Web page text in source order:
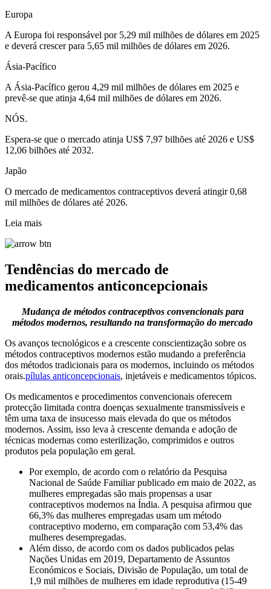
Europa
A Europa foi responsável por 5,29 mil milhões de dólares em 2025
e deverá crescer para 5,65 mil milhões de dólares em 2026.
Ásia-Pacífico
A Ásia-Pacífico gerou 4,29 mil milhões de dólares em 2025 e
prevê-se que atinja 4,64 mil milhões de dólares em 2026.
NÓS.
Espera-se que o mercado atinja US$ 7,97 bilhões até 2026 e US$
12,06 bilhões até 2032.
Japão
O mercado de medicamentos contraceptivos deverá atingir 0,68
mil milhões de dólares até 2026.
Leia mais
Tendências do mercado de
medicamentos anticoncepcionais
Mudança de métodos contraceptivos convencionais para
métodos modernos, resultando na transformação do mercado
Os avanços tecnológicos e a crescente conscientização sobre os
métodos contraceptivos modernos estão mudando a preferência
dos métodos tradicionais para os modernos, incluindo os métodos
orais.pílulas anticoncepcionais, injetáveis ​​e medicamentos tópicos.
Os medicamentos e procedimentos convencionais oferecem
protecção limitada contra doenças sexualmente transmissíveis e
têm uma taxa de insucesso mais elevada do que os métodos
modernos. Assim, isso leva à crescente demanda e adoção de
técnicas modernas como esterilização, comprimidos e outros
produtos pela população em geral.
Por exemplo, de acordo com o relatório da Pesquisa
Nacional de Saúde Familiar publicado em maio de 2022, as
mulheres empregadas são mais propensas a usar
contraceptivos modernos na Índia. A pesquisa afirmou que
66,3% das mulheres empregadas usam um método
contraceptivo moderno, em comparação com 53,4% das
mulheres desempregadas.
Além disso, de acordo com os dados publicados pelas
Nações Unidas em 2019, Departamento de Assuntos
Económicos e Sociais, Divisão de População, um total de
1,9 mil milhões de mulheres em idade reprodutiva (15-49